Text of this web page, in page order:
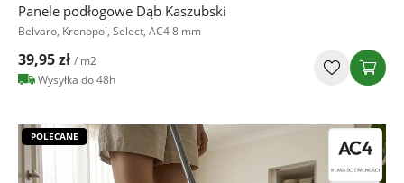
Panele podłogowe Dąb Kaszubski
Belvaro, Kronopol, Select, AC4 8 mm
39,95 zł / m2
Wysyłka do 48h
POLECANE